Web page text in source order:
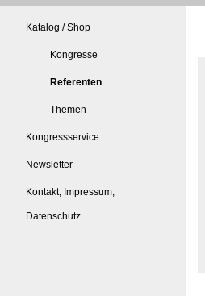
Katalog / Shop
Kongresse
Referenten
Themen
Kongressservice
Newsletter
Kontakt, Impressum,
Datenschutz